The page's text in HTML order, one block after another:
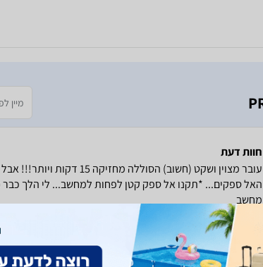
מיין
חוות דעת
עובר מצוין ושקט (חשוב)
האל ספקים... *תקנו אל ספק קטן לפחות למחשב... לי הלך
מחשב
יפה קטן וארוך נוריות ביקורת סוללה מתחבר למחשב בUSB תוכנה מצוינת וקלה
המחיר גבוה ובחנוית נאמר שיש אחריות ל4 שנים אבל לא נאמר שזה לא כולל סולה (סוללה שנתיים)